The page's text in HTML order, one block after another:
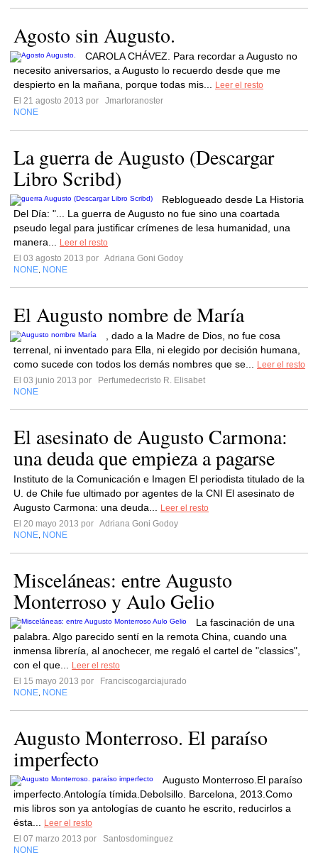
Agosto sin Augusto.
CAROLA CHÁVEZ. Para recordar a Augusto no
necesito aniversarios, a Augusto lo recuerdo desde que me
despierto en la mañana, porque todas mis...
Leer el resto
El 21 agosto 2013 por
Jmartoranoster
NONE
La guerra de Augusto (Descargar
Libro Scribd)
Reblogueado desde La Historia
Del Día: "... La guerra de Augusto no fue sino una coartada
pseudo legal para justificar crímenes de lesa humanidad, una
manera...
Leer el resto
El 03 agosto 2013 por Adriana Goni Godoy
NONE NONE
El Augusto nombre de María
, dado a la Madre de Dios, no fue cosa
terrenal, ni inventado para Ella, ni elegido por decisión humana,
como sucede con todos los demás nombres que se...
Leer el resto
El 03 junio 2013 por
Perfumedecristo R. Elisabet
NONE
El asesinato de Augusto Carmona:
una deuda que empieza a pagarse
Instituto de la Comunicación e Imagen El periodista titulado de la
U. de Chile fue ultimado por agentes de la CNI El asesinato de
Augusto Carmona: una deuda...
Leer el resto
El 20 mayo 2013 por Adriana Goni Godoy
NONE NONE
Misceláneas: entre Augusto
Monterroso y Aulo Gelio
La fascinación de una
palabra. Algo parecido sentí en la remota China, cuando una
inmensa librería, al anochecer, me regaló el cartel de "classics",
con el que...
Leer el resto
El 15 mayo 2013 por
Franciscogarciajurado
NONE NONE
Augusto Monterroso. El paraíso
imperfecto
Augusto Monterroso.El paraíso
imperfecto.Antología tímida.Debolsillo. Barcelona, 2013.Como
mis libros son ya antologías de cuanto he escrito, reducirlos a
ésta...
Leer el resto
El 07 marzo 2013 por
Santosdominguez
NONE